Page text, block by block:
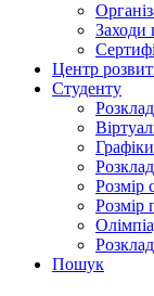
Заходи
Центр
Студенту
Розмір
Розмір
Пошук